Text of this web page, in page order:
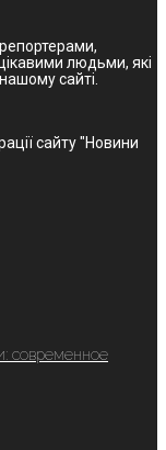
репортерами,
людьми, які
сайті.
сайту "Новини
современное